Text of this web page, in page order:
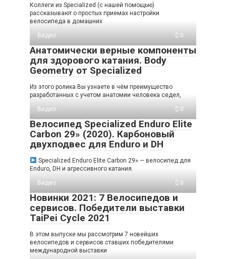
Коллеги из Specialized (с нашей помощью)
рассказывают о простых приемах настройки
велосипеда в домашних
Видео
0
Анатомически верные компоненты
для здорового катания. Body
Geometry от Specialized
Из этого ролика Вы узнаете в чём преимущество
разработанных с учетом анатомии человека седел,
Видео
0
Велосипед Specialized Enduro Elite
Carbon 29» (2020). Карбоновый
двухподвес для Enduro и DH
Specialized Enduro Elite Carbon 29» — велосипед для
Enduro, DH и агрессивного катания.
Видео
0
Новинки 2021: 7 Велосипедов и
сервисов. Победители выставки
TaiPei Cycle 2021
В этом выпуске мы рассмотрим 7 новейших
велосипедов и сервисов ставших победителями
международной выставки